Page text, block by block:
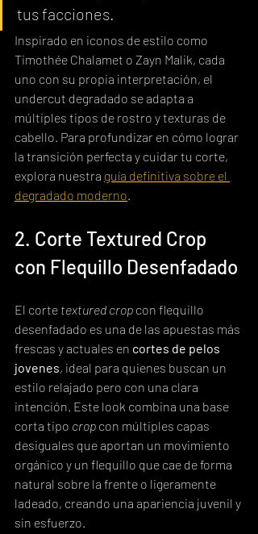
tus facciones.
Inspirado en iconos de estilo como
Timothée Chalamet o Zayn Malik, cada
uno con su propia interpretación, el
undercut degradado se adapta a
múltiples tipos de rostro y texturas de
cabello. Para profundizar en cómo lograr
la transición perfecta y cuidar tu corte,
explora nuestra guía definitiva sobre el
degradado moderno.
2. Corte Textured Crop
con Flequillo Desenfadado
El corte textured crop con flequillo
desenfadado es una de las apuestas más
frescas y actuales en cortes de pelos
jovenes, ideal para quienes buscan un
estilo relajado pero con una clara
intención. Este look combina una base
corta tipo crop con múltiples capas
desiguales que aportan un movimiento
orgánico y un flequillo que cae de forma
natural sobre la frente o ligeramente
ladeado, creando una apariencia juvenil y
sin esfuerzo.